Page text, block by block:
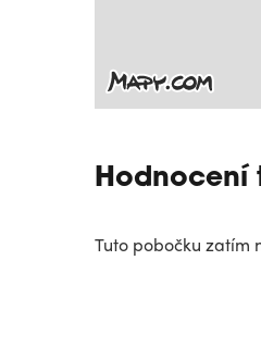
Hodnocení
Tuto pobočku zatím